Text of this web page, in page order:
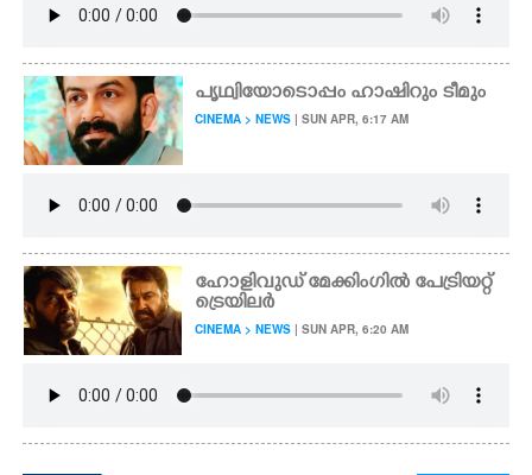
പൃഥ്വിയോടൊപ്പം ഹാഷിറും ടീമും
CINEMA > NEWS | SUN APR, 6:17 AM
ഹോളിവുഡ് മേക്കിംഗിൽ പേട്രിയറ്റ്
ട്രെയിലർ
CINEMA > NEWS | SUN APR, 6:20 AM